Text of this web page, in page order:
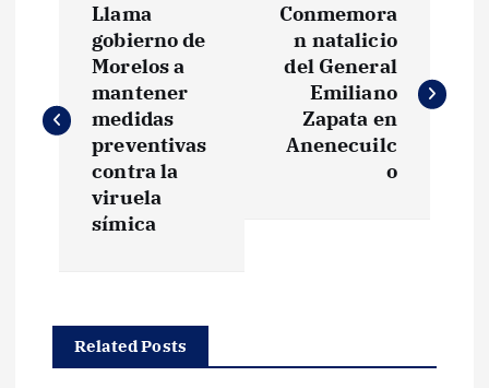
v
c
Llama
gobierno de
Morelos a
mantener
medidas
preventivas
contra la
viruela
símica
Conmemora
n natalicio
del General
Emiliano
Zapata en
Anenecuilc
o
Related Posts